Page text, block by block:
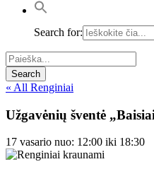
Search for:
« All Renginiai
Užgavėnių šventė
17 vasario nuo: 12:00 iki 18:30